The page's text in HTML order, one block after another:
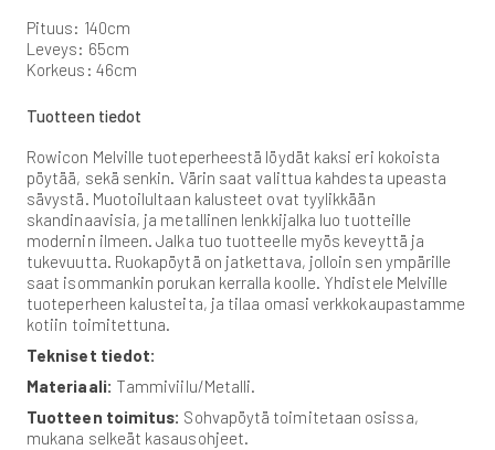
Pituus: 140cm
Leveys: 65cm
Korkeus: 46cm
Tuotteen tiedot
Rowicon Melville tuoteperheestä löydät kaksi eri kokoista
pöytää, sekä senkin. Värin saat valittua kahdesta upeasta
sävystä. Muotoilultaan kalusteet ovat tyylikkään
skandinaavisia, ja metallinen lenkkijalka luo tuotteille
modernin ilmeen. Jalka tuo tuotteelle myös keveyttä ja
tukevuutta. Ruokapöytä on jatkettava, jolloin sen ympärille
saat isommankin porukan kerralla koolle. Yhdistele Melville
tuoteperheen kalusteita, ja tilaa omasi verkkokaupastamme
kotiin toimitettuna.
Tekniset tiedot:
Materiaali: Tammiviilu/Metalli.
Tuotteen toimitus: Sohvapöytä toimitetaan osissa,
mukana selkeät kasausohjeet.